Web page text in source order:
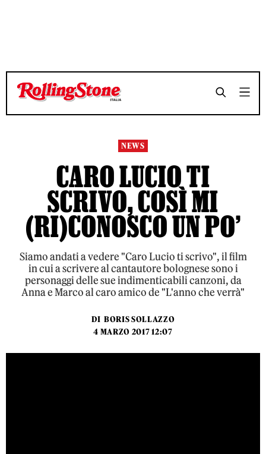
TEMPO DI LETTURA 6 MINUTI SHARE
TEMPO DI LETTURA 6 MINUTI SHARE
NEWS
CARO LUCIO TI
SCRIVO, COSÌ MI
(RI)CONOSCO UN PO’
Siamo andati a vedere "Caro Lucio ti scrivo", il film
in cui a scrivere al cantautore bolognese sono i
personaggi delle sue indimenticabili canzoni, da
Anna e Marco al caro amico de "L'anno che verrà"
DI BORIS SOLLAZZO
4 MARZO 2017 12:07